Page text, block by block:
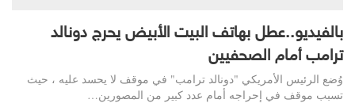
بالفيديو..عطل بهاتف البيت الأبيض يحرج دونالد
ترامب أمام الصحفيين
وُضع الرئيس الأمريكي "دونالد ترامب" في موقف لا يحسد عليه ، حيث
تسبب موقف في إحراجه أمام عدد كبير من المصورين…